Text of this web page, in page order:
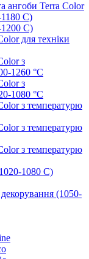
ангоби Terra Color
С)
С)
для техніки
з
1260 °С
з
1080 °С
з температурю
з температурю
з температурю
1080 С)
декорування (1050-